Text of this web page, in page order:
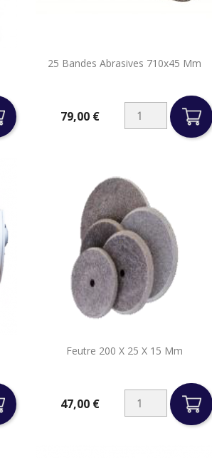
25 Bandes Abrasives 710x45 Mm
79,00 €
 Aperçu rapide
Feutre 200 X 25 X 15 Mm
47,00 €
 Aperçu rapide